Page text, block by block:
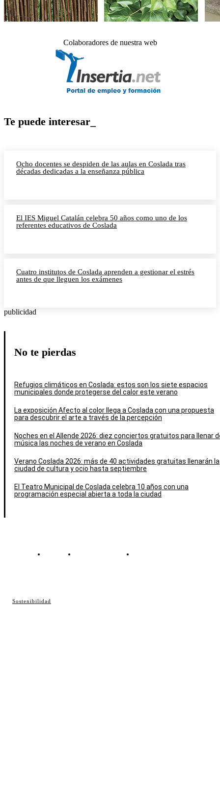
Sostenibilidad
Colaboradores de nuestra web
Te puede interesar_
Ocho docentes se despiden de las aulas en Coslada tras
décadas dedicadas a la enseñanza pública
El IES Miguel Catalán celebra 50 años como uno de los
referentes educativos de Coslada
Cuatro institutos de Coslada aprenden a gestionar el estrés
antes de que lleguen los exámenes
publicidad
No te pierdas
Refugios climáticos en Coslada: estos son los siete espacios
municipales donde protegerse del calor este verano
La exposición Afecto al color llega a Coslada con una propuesta
para descubrir el arte a través de la percepción
Noches en el Allende 2026: diez conciertos gratuitos para llenar
música las noches de verano en Coslada
Verano Coslada 2026: más de 40 actividades gratuitas llenarán la
ciudad de cultura y ocio hasta septiembre
El Teatro Municipal de Coslada celebra 10 años con una
programación especial abierta a toda la ciudad
Contacto Política de cookies